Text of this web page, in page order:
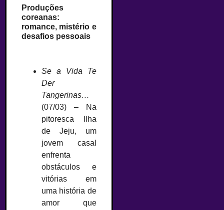
Produções
coreanas:
romance, mistério e
desafios pessoais
Se a Vida Te
Der
Tangerinas…
(07/03) – Na
pitoresca Ilha
de Jeju, um
jovem casal
enfrenta
obstáculos e
vitórias em
uma história de
amor que